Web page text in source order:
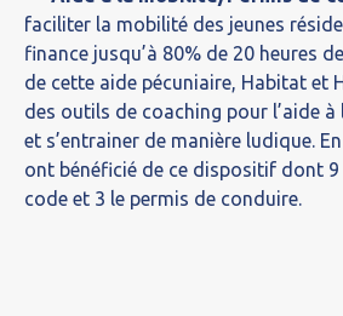
faciliter la mobilité des jeunes
finance jusqu’à 80% de 20 heures
de cette aide pécuniaire, Habitat et
des outils de coaching pour l’aide
et s’entrainer de manière ludique.
ont bénéficié de ce dispositif dont
code et 3 le permis de conduire.